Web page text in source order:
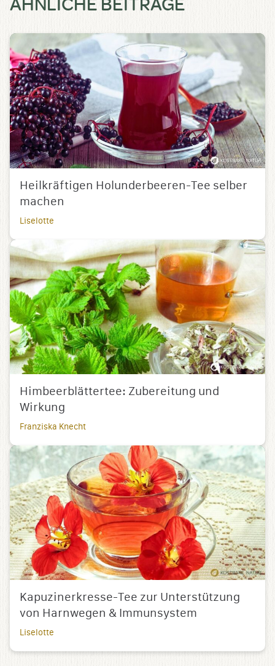
Heilkräftigen Holunderbeeren-Tee selber
machen
Liselotte
Himbeerblättertee: Zubereitung und
Wirkung
Franziska Knecht
Kapuzinerkresse-Tee zur Unterstützung
von Harnwegen & Immunsystem
Liselotte